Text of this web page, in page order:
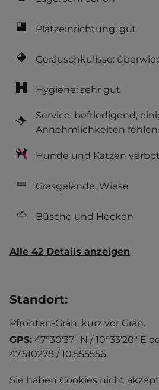
Platzeinrichtung: gut
Geräuschkulisse:
Hygiene: sehr gut
Service: befriedigend,
Annehmlichkeiten fehlen
Hunde und Katzen
Grasgelände, Wiese
Büsche und Hecken
Alle 42 Details anzeigen
Standort:
Pfronten-Grän, kurz vor Grän.
GPS: 47°30'37" N / 10°33'20" E
47.510278 / 10.555556
Sie haben Cookies nicht